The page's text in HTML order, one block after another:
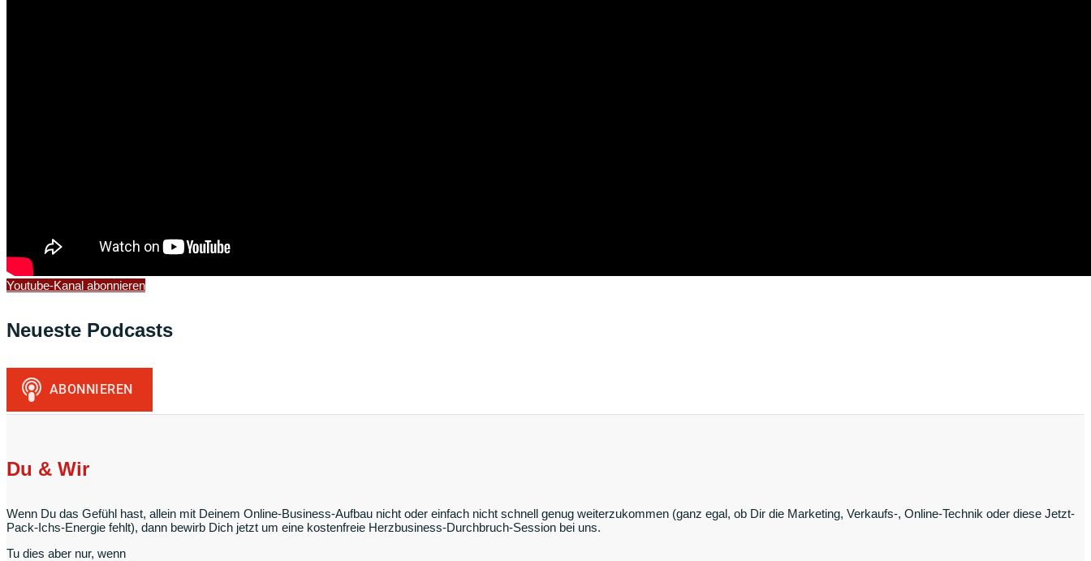
Youtube-Kanal abonnieren
Neueste Podcasts
Du & Wir
Wenn Du das Gefühl hast, allein mit Deinem Online-Business-Aufbau nicht oder einfach nicht schnell genug weiterzukommen (ganz egal, ob Dir die Marketing, Verkaufs-, Online-Technik oder diese Jetzt-
Pack-Ichs-Energie fehlt), dann bewirb Dich jetzt um eine kostenfreie Herzbusiness-Durchbruch-Session bei uns.
Tu dies aber nur, wenn